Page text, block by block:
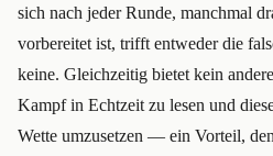
sich nach jeder Runde, manchmal
vorbereitet ist, trifft entweder die
keine. Gleichzeitig bietet kein
Kampf in Echtzeit zu lesen und
Wette umzusetzen — ein Vorteil,